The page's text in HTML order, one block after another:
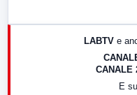
LABTV e
CANALE
E